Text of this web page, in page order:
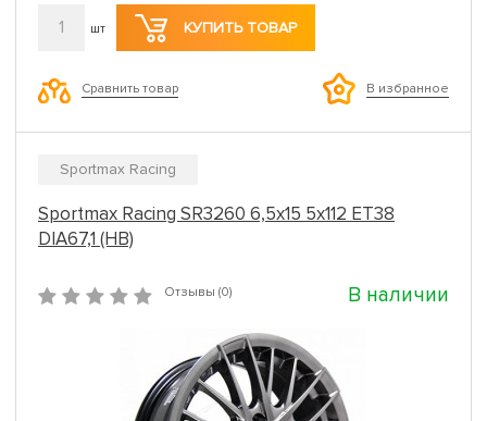
1 шт КУПИТЬ ТОВАР
Сравнить товар В избранное
Sportmax Racing
Sportmax Racing SR3260 6,5x15 5x112 ET38
DIA67,1 (HB)
Отзывы (0) В наличии